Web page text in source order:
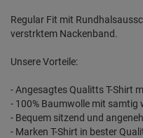
Regular Fit mit
verstrktem Nackenband.
Unsere Vorteile:
- Angesagtes Qualitts T-Shirt
- 100% Baumwolle mit samtig
- Bequem sitzend und
- Marken T-Shirt in bester